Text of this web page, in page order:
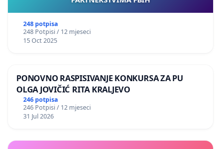
248 potpisa
248 Potpisi / 12 mjeseci
15 Oct 2025
PONOVNO RASPISIVANJE KONKURSA ZA PU
OLGA JOVIČIĆ RITA KRALJEVO
246 potpisa
246 Potpisi / 12 mjeseci
31 Jul 2026